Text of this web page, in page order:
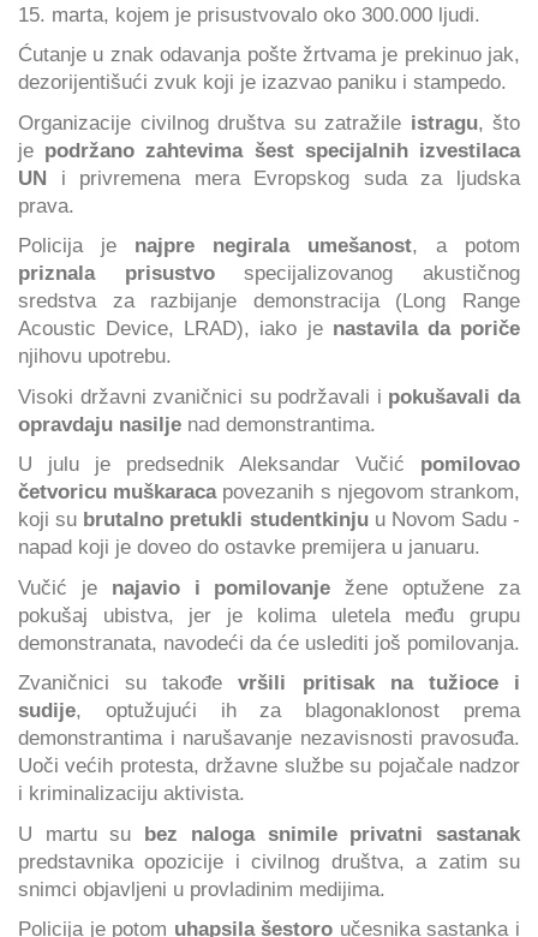
15. marta, kojem je prisustvovalo oko 300.000 ljudi.
Ćutanje u znak odavanja pošte žrtvama je prekinuo jak,
dezorijentišući zvuk koji je izazvao paniku i stampedo.
Organizacije civilnog društva su zatražile istragu, što
je podržano zahtevima šest specijalnih izvestilaca
UN i privremena mera Evropskog suda za ljudska
prava.
Policija je najpre negirala umešanost, a potom
priznala prisustvospecijalizovanog akustičnog
sredstva za razbijanje demonstracija (Long Range
Acoustic Device, LRAD), iako jenastavila da poriče
njihovu upotrebu.
Visoki državni zvaničnici su podržavali i pokušavali da
opravdaju nasilje nad demonstrantima.
U julu je predsednik Aleksandar Vučić pomilovao
četvoricu muškaraca povezanih s njegovom strankom,
koji su brutalno pretukli studentkinju u Novom Sadu -
napad koji je doveo do ostavke premijera u januaru.
Vučić je najavio i pomilovanje žene optužene za
pokušaj ubistva, jer je kolima uletela među grupu
demonstranata, navodeći da će uslediti još pomilovanja.
Zvaničnici su takođe vršili pritisak na tužioce i
sudije, optužujući ih za blagonaklonost prema
demonstrantima i narušavanje nezavisnosti pravosuđa.
Uoči većih protesta, državne službe su pojačale nadzor
i kriminalizaciju aktivista.
U martu su bez naloga snimile privatni sastanak
predstavnika opozicije i civilnog društva, a zatim su
snimci objavljeni u provladinim medijima.
Policija je potom uhapsila šestoro učesnika sastanka i